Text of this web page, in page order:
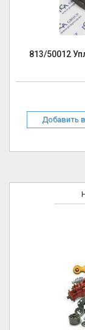
813/50012
Добавить